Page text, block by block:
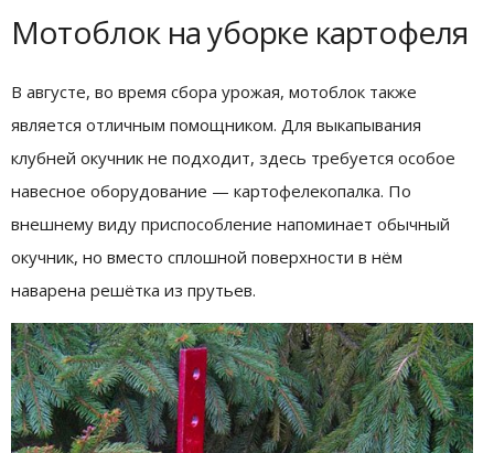
Мотоблок на уборке картофеля
В августе, во время сбора урожая, мотоблок также
является отличным помощником. Для выкапывания
клубней окучник не подходит, здесь требуется особое
навесное оборудование — картофелекопалка. По
внешнему виду приспособление напоминает обычный
окучник, но вместо сплошной поверхности в нём
наварена решётка из прутьев.